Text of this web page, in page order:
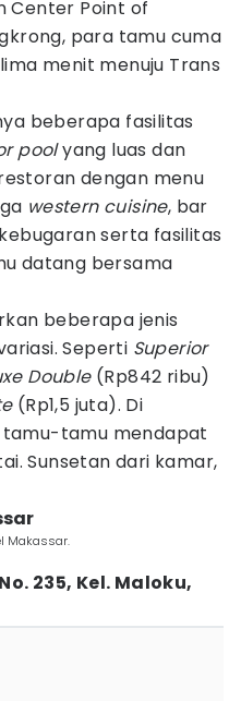
Center Point of
para tamu cuma
menit menuju Trans
beberapa fasilitas
poolyang luas dan
dengan menu
western cuisine, bar
serta fasilitas
datang bersama
beberapa jenis
Seperti Superior
Double(Rp842 ribu)
(Rp1,5 juta). Di
tamu mendapat
Sunsetan dari kamar,
Makassar.
235, Kel. Maloku,